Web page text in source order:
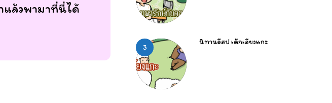
แล้วพามาที่นี่ได้
3
นิทานอีสป เด็กเลี้ยงแกะ